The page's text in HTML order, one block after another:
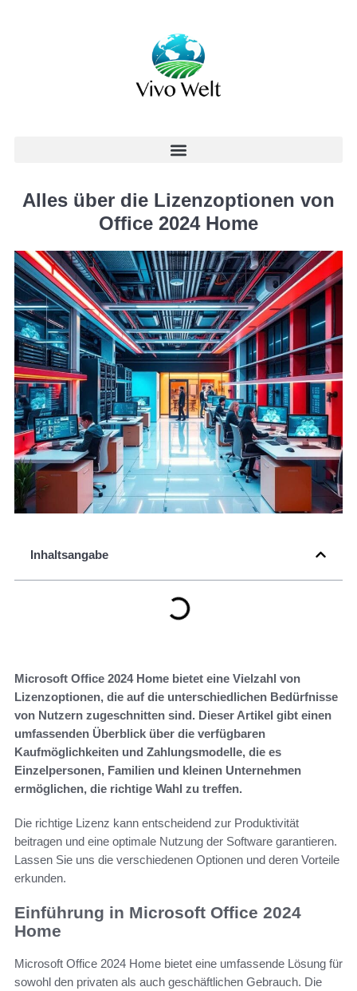
Alles über die Lizenzoptionen von
Office 2024 Home
Inhaltsangabe
Microsoft Office 2024 Home bietet eine Vielzahl von
Lizenzoptionen, die auf die unterschiedlichen Bedürfnisse
von Nutzern zugeschnitten sind. Dieser Artikel gibt einen
umfassenden Überblick über die verfügbaren
Kaufmöglichkeiten und Zahlungsmodelle, die es
Einzelpersonen, Familien und kleinen Unternehmen
ermöglichen, die richtige Wahl zu treffen.
Die richtige Lizenz kann entscheidend zur Produktivität
beitragen und eine optimale Nutzung der Software garantieren.
Lassen Sie uns die verschiedenen Optionen und deren Vorteile
erkunden.
Einführung in Microsoft Office 2024
Home
Microsoft Office 2024 Home bietet eine umfassende Lösung für
sowohl den privaten als auch geschäftlichen Gebrauch. Die